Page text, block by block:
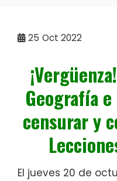
25 Oct 2022
Geografía
censurar y
El jueves 20 de